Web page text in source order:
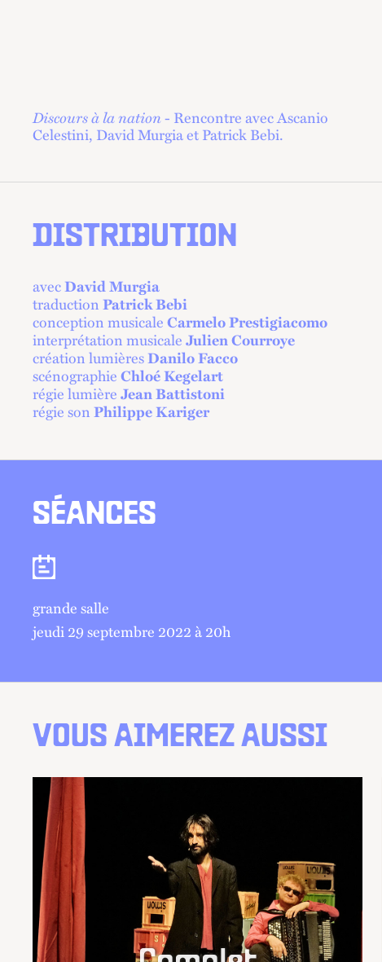
Discours à la nation- Rencontre avec Ascanio
Celestini, David Murgia et Patrick Bebi.
DISTRIBUTION
avecDavid Murgia
traductionPatrick Bebi
conception musicaleCarmelo Prestigiacomo
interprétation musicaleJulien Courroye
création lumièresDanilo Facco
scénographieChloé Kegelart
régie lumièreJean Battistoni
régie sonPhilippe Kariger
SÉANCES
Séances
grande salle
jeudi 29 septembre 2022 à 20h
VOUS AIMEREZ AUSSI